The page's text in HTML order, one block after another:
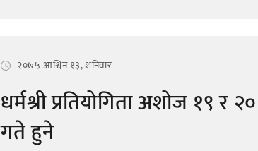
२०७५ आश्विन १३, शनिवार
धर्मश्री प्रतियोगिता अशोज १९ र २०
गते हुने